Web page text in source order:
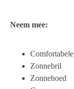
Neem mee:
Zonnebril
Zonnehoed